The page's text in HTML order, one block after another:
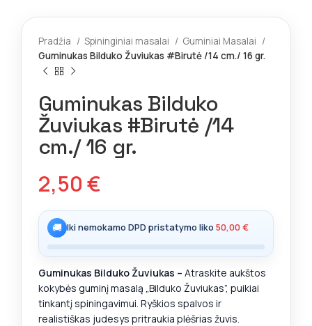
Pradžia Spininginiai masalai
Guminiai Masalai
Guminukas Bilduko Žuviukas #Birutė /14 cm./ 16 gr.
Guminukas Bilduko
Žuviukas #Birutė /14
cm./ 16 gr.
2,50€
🚚 Iki nemokamo DPD pristatymo liko 50,00€
Guminukas Bilduko Žuviukas – Atraskite aukštos
kokybės guminį masalą „Bilduko Žuviukas”, puikiai
tinkantį spiningavimui. Ryškios spalvos ir
realistiškas judesys pritraukia plėšrias žuvis.